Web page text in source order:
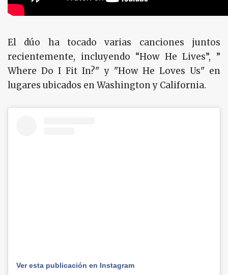
El dúo ha tocado varias canciones juntos
recientemente, incluyendo “How He Lives”, ”
Where Do I Fit In?" y "How He Loves Us" en
lugares ubicados en Washington y California.
Ver esta publicación en Instagram